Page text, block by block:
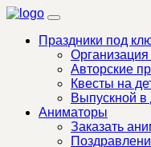
Праздники под
Организация
Авторские
Квесты на
Выпускной в
Аниматоры
Заказать